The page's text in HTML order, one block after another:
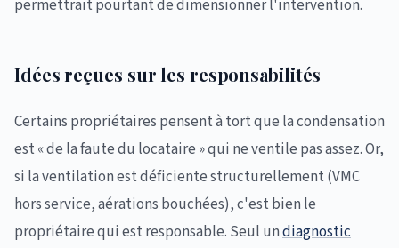
permettrait pourtant de dimensionner l'intervention.
Idées reçues sur les responsabilités
Certains propriétaires pensent à tort que la condensation
est « de la faute du locataire » qui ne ventile pas assez. Or,
si la ventilation est déficiente structurellement (VMC
hors service, aérations bouchées), c'est bien le
propriétaire qui est responsable. Seul undiagnostic